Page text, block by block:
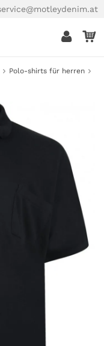
Polo-shirts für herren